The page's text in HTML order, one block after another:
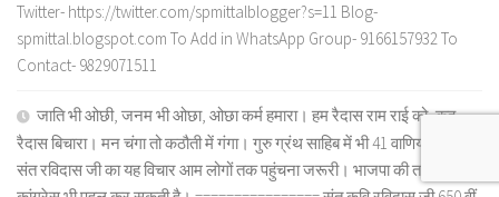
Twitter- https://twitter.com/spmittalblogger?s=11 Blog-
spmittal.blogspot.com To Add in WhatsApp Group- 9166157932 To
Contact- 9829071511
जाति भी ओछी, जनम भी ओछा, ओछा कर्म हमारा। हम रैदास राम राई को, कह
रैदास बिचारा। मन चंगा तो कठौती में गंगा। गुरु ग्रंथ साहिब में भी 41 वाणियों के शब्द।
संत रविदास जी का यह विचार आम लोगों तक पहुंचना जरूरी। भाजपा की तरह